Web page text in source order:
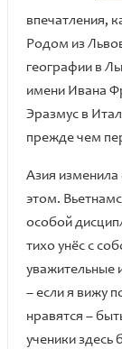
впечатления,
Родом из
географии в
имени Ивана
Эразмус в
прежде чем
Азия изменила
этом.
особой
тихо унёс с
уважительные
– если я вижу
нравятся –
ученики здесь